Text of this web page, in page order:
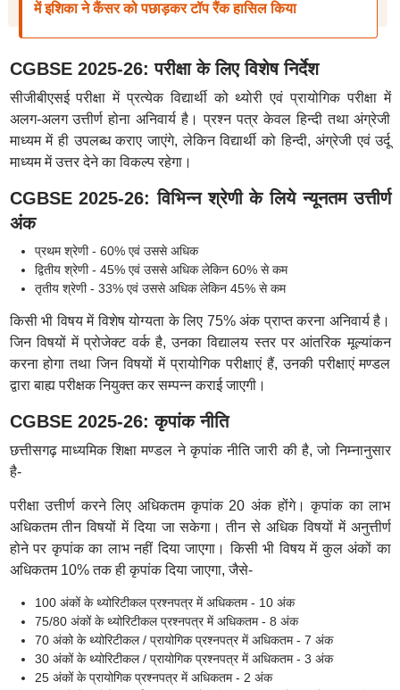
में इशिका ने कैंसर को पछाड़कर टॉप रैंक हासिल किया
CGBSE 2025-26: परीक्षा के लिए विशेष निर्देश
सीजीबीएसई परीक्षा में प्रत्येक विद्यार्थी को थ्योरी एवं प्रायोगिक परीक्षा में
अलग-अलग उत्तीर्ण होना अनिवार्य है। प्रश्न पत्र केवल हिन्दी तथा अंग्रेजी
माध्यम में ही उपलब्ध कराए जाएंगे, लेकिन विद्यार्थी को हिन्दी, अंग्रेजी एवं उर्दू
माध्यम में उत्तर देने का विकल्प रहेगा।
CGBSE 2025-26: विभिन्न श्रेणी के लिये न्यूनतम उत्तीर्ण
अंक
प्रथम श्रेणी - 60% एवं उससे अधिक
द्वितीय श्रेणी - 45% एवं उससे अधिक लेकिन 60% से कम
तृतीय श्रेणी - 33% एवं उससे अधिक लेकिन 45% से कम
किसी भी विषय में विशेष योग्यता के लिए 75% अंक प्राप्त करना अनिवार्य है।
जिन विषयों में प्रोजेक्ट वर्क है, उनका विद्यालय स्तर पर आंतरिक मूल्यांकन
करना होगा तथा जिन विषयों में प्रायोगिक परीक्षाएं हैं, उनकी परीक्षाएं मण्डल
द्वारा बाह्य परीक्षक नियुक्त कर सम्पन्न कराई जाएगी।
CGBSE 2025-26: कृपांक नीति
छत्तीसगढ़ माध्यमिक शिक्षा मण्डल ने कृपांक नीति जारी की है, जो निम्नानुसार
है-
परीक्षा उत्तीर्ण करने लिए अधिकतम कृपांक 20 अंक होंगे। कृपांक का लाभ
अधिकतम तीन विषयों में दिया जा सकेगा। तीन से अधिक विषयों में अनुत्तीर्ण
होने पर कृपांक का लाभ नहीं दिया जाएगा। किसी भी विषय में कुल अंकों का
अधिकतम 10% तक ही कृपांक दिया जाएगा, जैसे-
100 अंकों के थ्योरिटीकल प्रश्नपत्र में अधिकतम - 10 अंक
75/80 अंकों के थ्योरिटीकल प्रश्नपत्र में अधिकतम - 8 अंक
70 अंको के थ्योरिटीकल / प्रायोगिक प्रश्नपत्र में अधिकतम - 7 अंक
30 अंकों के थ्योरिटीकल / प्रायोगिक प्रश्नपत्र में अधिकतम - 3 अंक
25 अंकों के प्रायोगिक प्रश्नपत्र में अधिकतम - 2 अंक